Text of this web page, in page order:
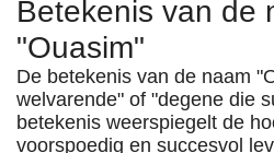
Betekenis van de
"Ouasim"
De betekenis van de naam
welvarende" of "degene die
betekenis weerspiegelt de
voorspoedig en succesvol